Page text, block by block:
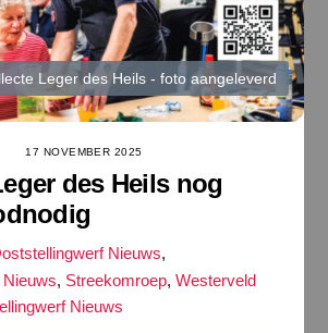
Leger des Heils - foto aangeleverd
17 NOVEMBER 2025
des Heils nog
Nieuws,
, Streekomroep, Westerveld
Nieuws